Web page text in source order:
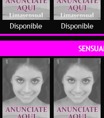
Disponible Disponible